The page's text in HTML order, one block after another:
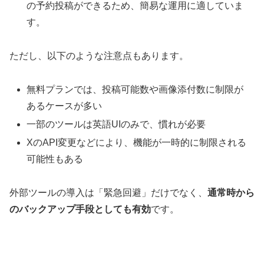
の予約投稿ができるため、簡易な運用に適していま
す。
ただし、以下のような注意点もあります。
無料プランでは、投稿可能数や画像添付数に制限が
あるケースが多い
一部のツールは英語UIのみで、慣れが必要
XのAPI変更などにより、機能が一時的に制限される
可能性もある
外部ツールの導入は「緊急回避」だけでなく、 通常時から
のバックアップ手段としても有効です。